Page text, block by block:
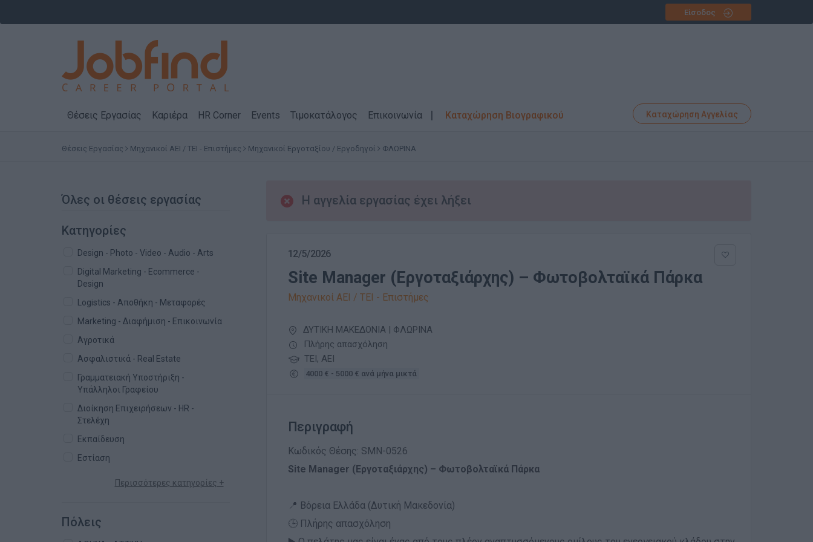
Είσοδος
Θέσεις Εργασίας Καριέρα HR Corner Events Τιμοκατάλογος Επικοινωνία Καταχώρηση Βιογραφικού Καταχώρηση Αγγελίας
Θέσεις Εργασίας Μηχανικοί ΑΕΙ / ΤΕΙ - Επιστήμες Μηχανικοί Εργοταξίου / Εργοδηγοί ΦΛΩΡΙΝΑ
Όλες οι θέσεις εργασίας
Κατηγορίες
Design - Photo - Video - Audio - Arts
Digital Marketing - Ecommerce -
Design
Logistics - Αποθήκη - Μεταφορές
Marketing - Διαφήμιση - Επικοινωνία
Αγροτικά
Ασφαλιστικά - Real Estate
Γραμματειακή Υποστήριξη -
Υπάλληλοι Γραφείου
Διοίκηση Επιχειρήσεων - HR -
Στελέχη
Εκπαίδευση
Εστίαση
Περισσότερες κατηγορίες +
Πόλεις
Η αγγελία εργασίας έχει λήξει
12/5/2026
Site Manager (Εργοταξιάρχης) – Φωτοβολταϊκά Πάρκα
Μηχανικοί ΑΕΙ / ΤΕΙ - Επιστήμες
ΔΥΤΙΚΗ ΜΑΚΕΔΟΝΙΑ | ΦΛΩΡΙΝΑ
Πλήρης απασχόληση
ΤΕΙ, ΑΕΙ
4000 € - 5000 € ανά μήνα μικτά
Περιγραφή
Κωδικός Θέσης: SMN-0526
Site Manager (Εργοταξιάρχης) – Φωτοβολταϊκά Πάρκα
📍 Βόρεια Ελλάδα (Δυτική Μακεδονία)
🕒 Πλήρης απασχόληση